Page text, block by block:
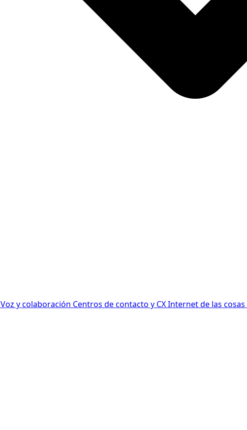
Voz y colaboración Centros de contacto y CXInternet de las cosas